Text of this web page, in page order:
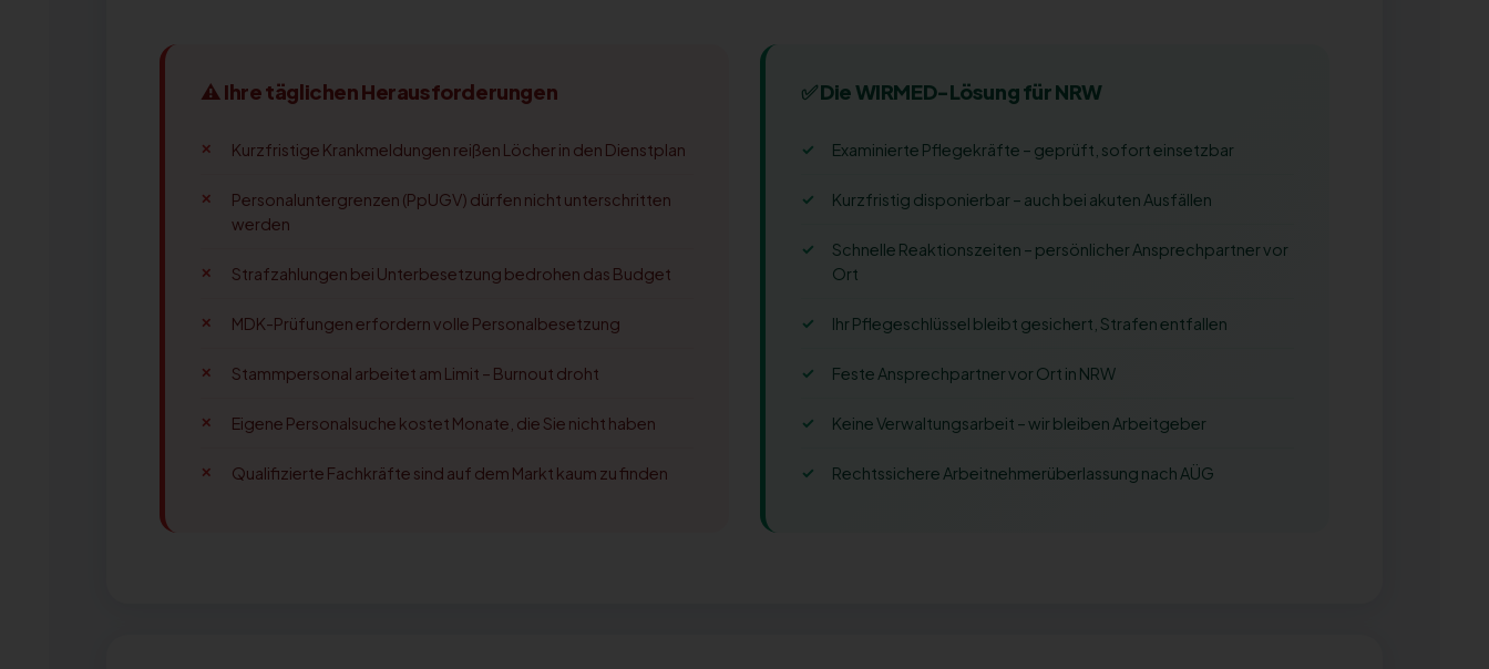
⚠ Ihre täglichen Herausforderungen
Kurzfristige Krankmeldungen reißen Löcher in den Dienstplan
Personaluntergrenzen (PpUGV) dürfen nicht unterschritten
werden
Strafzahlungen bei Unterbesetzung bedrohen das Budget
MDK-Prüfungen erfordern volle Personalbesetzung
Stammpersonal arbeitet am Limit – Burnout droht
Eigene Personalsuche kostet Monate, die Sie nicht haben
Qualifizierte Fachkräfte sind auf dem Markt kaum zu finden
✅ Die WIRMED-Lösung für NRW
Examinierte Pflegekräfte – geprüft, sofort einsetzbar
Kurzfristig disponierbar – auch bei akuten Ausfällen
Schnelle Reaktionszeiten – persönlicher Ansprechpartner vor
Ort
Ihr Pflegeschlüssel bleibt gesichert, Strafen entfallen
Feste Ansprechpartner vor Ort in NRW
Keine Verwaltungsarbeit – wir bleiben Arbeitgeber
Rechtssichere Arbeitnehmerüberlassung nach AÜG